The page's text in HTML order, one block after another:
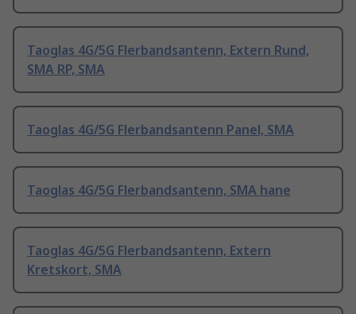
Taoglas 4G/5G Flerbandsantenn, Extern Rund,
SMA RP, SMA
Taoglas 4G/5G Flerbandsantenn Panel, SMA
Taoglas 4G/5G Flerbandsantenn, SMA hane
Taoglas 4G/5G Flerbandsantenn, Extern
Kretskort, SMA